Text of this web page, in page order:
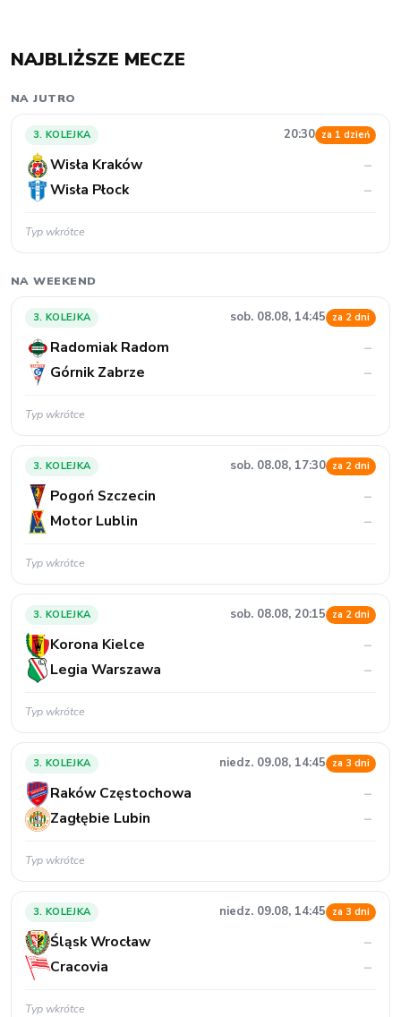
NAJBLIŻSZE MECZE
NA JUTRO
3. KOLEJKA 20:30 za 1 dzień
Wisła Kraków
–
Wisła Płock
–
Typ wkrótce
NA WEEKEND
3. KOLEJKA sob. 08.08, 14:45 za 2 dni
Radomiak Radom
–
Górnik Zabrze
–
Typ wkrótce
3. KOLEJKA sob. 08.08, 17:30 za 2 dni
Pogoń Szczecin
–
Motor Lublin
–
Typ wkrótce
3. KOLEJKA sob. 08.08, 20:15 za 2 dni
Korona Kielce
–
Legia Warszawa
–
Typ wkrótce
3. KOLEJKA niedz. 09.08, 14:45 za 3 dni
Raków Częstochowa
–
Zagłębie Lubin
–
Typ wkrótce
3. KOLEJKA niedz. 09.08, 14:45 za 3 dni
Śląsk Wrocław
–
Cracovia
–
Typ wkrótce